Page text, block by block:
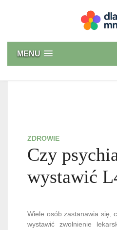
MENU
ZDROWIE
Czy
wystawić
Wiele osób zastanawia się,
wystawić zwolnienie